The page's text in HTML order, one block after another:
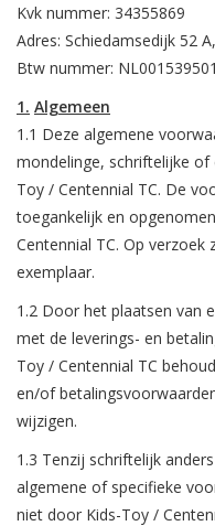
Koopjeshoek
Speelgoedautomaten
Speelgoedpakketten
Gevulde capsules & mixen
Klein speelgoed
Snoep / kauwgomballen
Kvk nummer: 34355869
Adres: Schiedamsedijk 52
Btw nummer:
1. Algemeen
1.1 Deze algemene
mondelinge, schriftelijke of
Toy / Centennial TC. De
toegankelijk en
Centennial TC. Op
exemplaar.
1.2 Door het plaatsen van
met de leverings- en
Toy / Centennial TC
en/of
wijzigen.
1.3 Tenzij schriftelijk
algemene of specifieke
niet door Kids-Toy /